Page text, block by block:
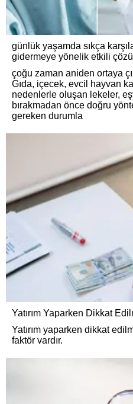
günlük yaşamda sıkça
gidermeye yönelik etkili
çoğu zaman aniden ortaya
Gıda, içecek, evcil hayvan
nedenlerle oluşan lekeler,
bırakmadan önce doğru
gereken durumla
Yatırım Yaparken Dikkat
Yatırım yaparken dikkat
faktör vardır.